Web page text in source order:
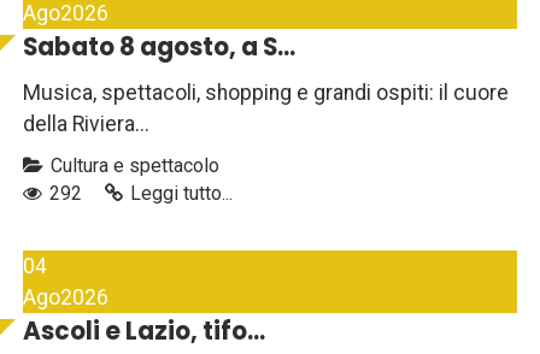
Ago2026
Sabato 8 agosto, a S...
Musica, spettacoli, shopping e grandi ospiti: il cuore
della Riviera...
Cultura e spettacolo
292
Leggi tutto...
04
Ago2026
Ascoli e Lazio, tifo...